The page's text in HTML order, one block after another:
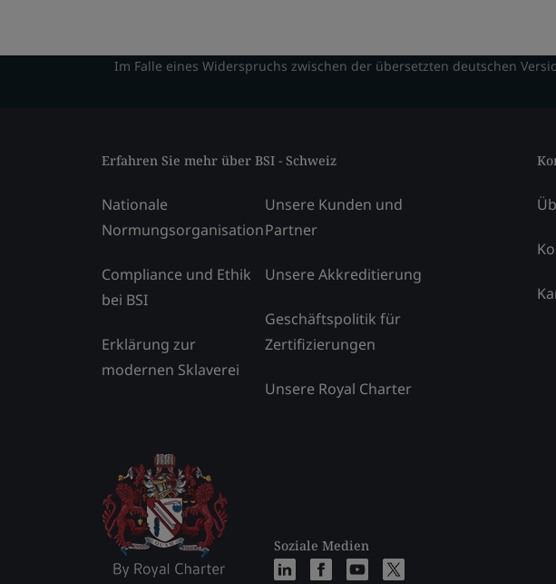
Im Falle eines Widerspruchs zwischen der übersetzten deutschen
Erfahren Sie mehr über BSI - Schweiz
Nationale
Normungsorganisation
Compliance und Ethik
bei BSI
Erklärung zur
modernen Sklaverei
Unsere Kunden und
Partner
Unsere Akkreditierung
Geschäftspolitik für
Zertifizierungen
Unsere Royal Charter
Soziale Medien